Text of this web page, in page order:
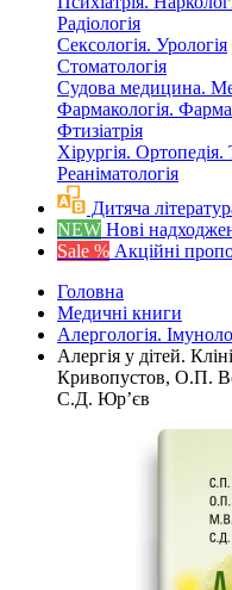
Радіологія
Сексологія. Урологія
Стоматологія
Судова медицина.
Фармакологія.
Фтизіатрія
Хірургія. Ортопедія.
Реаніматологія
Дитяча
NEW Нові
Sale % Акційні
Головна
Медичні книги
Алергологія.
Алергія у дітей.
Кривопустов, О.П.
С.Д. Юр’єв